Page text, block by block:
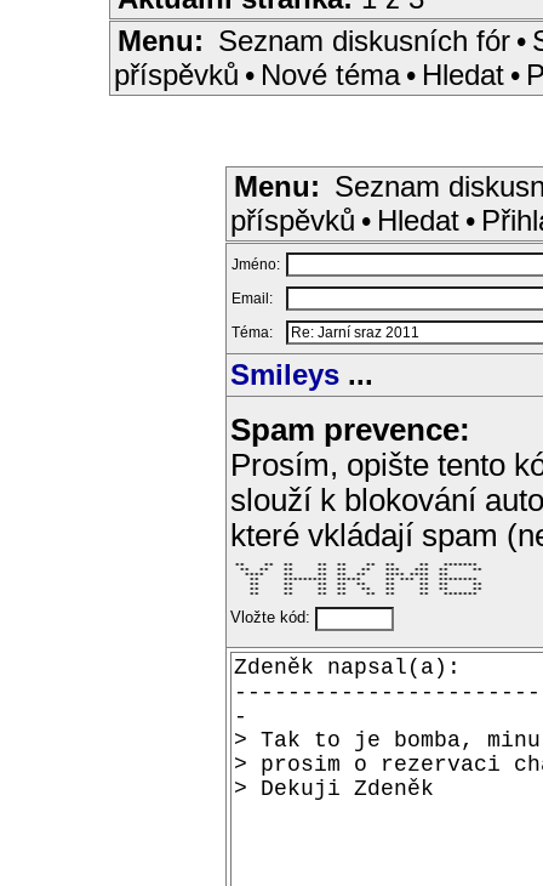
Menu: Seznam diskusních fór •
příspěvků • Nové téma • Hledat •
Menu: Seznam
příspěvků • Hledat •
Jméno:
Email:
Téma:
Smileys ...
Spam prevence:
Prosím, opište tento
slouží k blokování
které vkládají spam
**    **  **     **  **    **  **     **   *******
  **  **   **     **  **   **   ***   ***  **     **
   ****    **     **  **  **    **** ****  **
    **     *********  *****     ** *** **  ********
    **     **     **  **  **    **     **  **     **
    **     **     **  **   **   **     **  **     **
    **     **     **  **    **  **     **   *******
Vložte kód: